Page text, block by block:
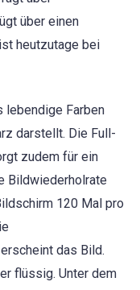
über einen
heutzutage bei
lebendige Farben
darstellt. Die Full-
zudem für ein
Bildwiederholrate
120 Mal pro
das Bild.
flüssig. Unter dem